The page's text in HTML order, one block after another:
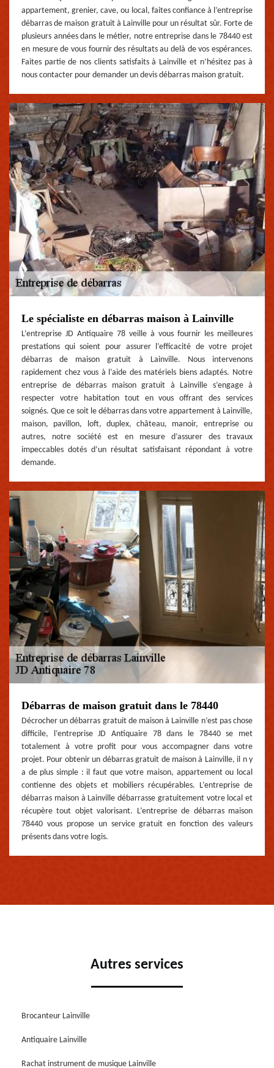
appartement, grenier, cave, ou local, faites confiance à l’entreprise
débarras de maison gratuit à Lainville pour un résultat sûr. Forte de
plusieurs années dans le métier, notre entreprise dans le 78440 est
en mesure de vous fournir des résultats au delà de vos espérances.
Faites partie de nos clients satisfaits à Lainville et n’hésitez pas à
nous contacter pour demander un devis débarras maison gratuit.
Le spécialiste en débarras maison à Lainville
L’entreprise JD Antiquaire 78 veille à vous fournir les meilleures
prestations qui soient pour assurer l’efficacité de votre projet
débarras de maison gratuit à Lainville. Nous intervenons
rapidement chez vous à l’aide des matériels biens adaptés. Notre
entreprise de débarras maison gratuit à Lainville s’engage à
respecter votre habitation tout en vous offrant des services
soignés. Que ce soit le débarras dans votre appartement à Lainville,
maison, pavillon, loft, duplex, château, manoir, entreprise ou
autres, notre société est en mesure d’assurer des travaux
impeccables dotés d’un résultat satisfaisant répondant à votre
demande.
Débarras de maison gratuit dans le 78440
Décrocher un débarras gratuit de maison à Lainville n’est pas chose
difficile, l’entreprise JD Antiquaire 78 dans le 78440 se met
totalement à votre profit pour vous accompagner dans votre
projet. Pour obtenir un débarras gratuit de maison à Lainville, il n y
a de plus simple : il faut que votre maison, appartement ou local
contienne des objets et mobiliers récupérables. L’entreprise de
débarras maison à Lainville débarrasse gratuitement votre local et
récupère tout objet valorisant. L’entreprise de débarras maison
78440 vous propose un service gratuit en fonction des valeurs
présents dans votre logis.
Autres services
Brocanteur Lainville
Antiquaire Lainville
Rachat instrument de musique Lainville